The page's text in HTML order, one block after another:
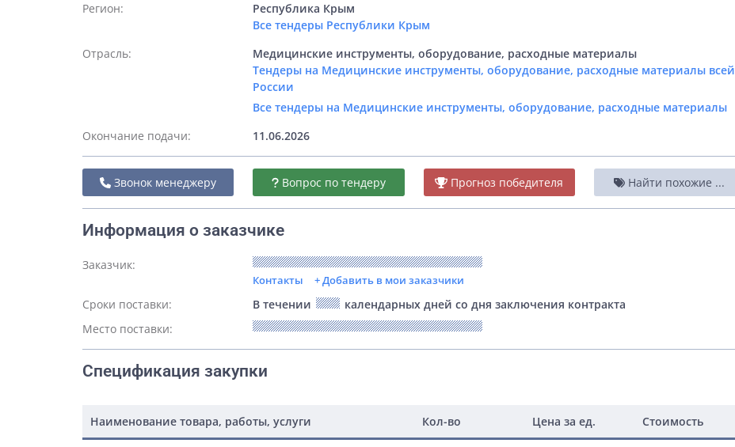
Регион:
Республика Крым
Все тендеры Республики Крым
Отрасль:
Медицинские инструменты, оборудование, расходные материалы
Тендеры на Медицинские инструменты, оборудование, расходные материалы всей
России
Все тендеры на Медицинские инструменты, оборудование, расходные материалы
Окончание подачи:
11.06.2026
Звонок менеджеру Вопрос по тендеру Прогноз победителя Найти похожие ...
Информация о заказчике
Заказчик:
Контакты + Добавить в мои заказчики
Сроки поставки: В течении
календарных дней со дня заключения контракта
Место поставки:
Спецификация закупки
Наименование товара, работы, услуги Кол-во Цена за ед. Стоимость